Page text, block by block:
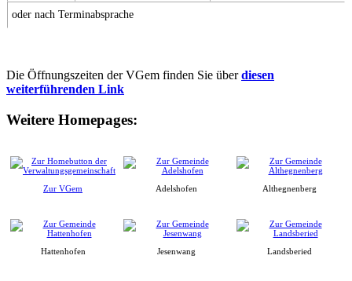
oder nach Terminabsprache
Die Öffnungszeiten der VGem finden Sie überdiesen
weiterführenden Link
Weitere Homepages:
Zur VGem Adelshofen Althegnenberg
Hattenhofen Jesenwang Landsberied